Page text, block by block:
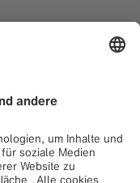
offenen Tür“ im Juli
Juli wieder ein
über 2500
bei sonnigem
Staatsoper